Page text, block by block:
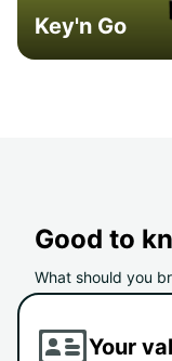
Key'n Go
Good to
What should you
Your